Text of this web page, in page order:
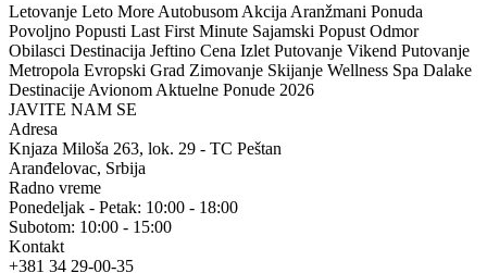
Letovanje Leto More Autobusom Akcija Aranžmani Ponuda
Povoljno Popusti Last First Minute Sajamski Popust Odmor
Obilasci Destinacija Jeftino Cena Izlet Putovanje Vikend Putovanje
Metropola Evropski Grad Zimovanje Skijanje Wellness Spa Dalake
Destinacije Avionom Aktuelne Ponude 2026
JAVITE NAM SE
Adresa
Knjaza Miloša 263, lok. 29 - TC Peštan
Aranđelovac, Srbija
Radno vreme
Ponedeljak - Petak: 10:00 - 18:00
Subotom: 10:00 - 15:00
Kontakt
+381 34 29-00-35